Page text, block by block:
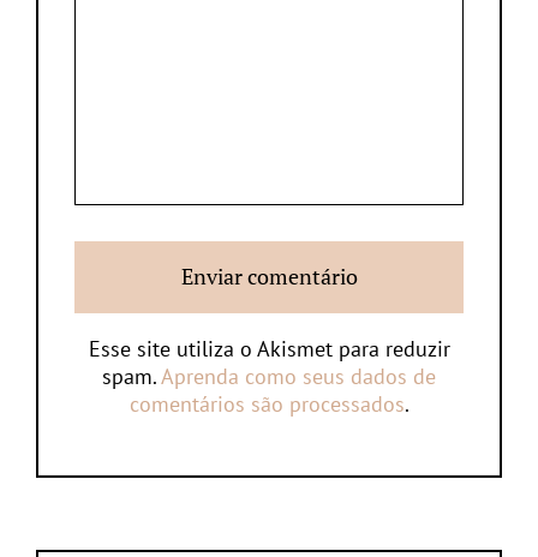
Esse site utiliza o Akismet para reduzir
spam.Aprenda como seus dados de
comentários são processados.